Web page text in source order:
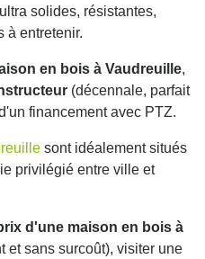
solides, résistantes,
à entretenir.
en bois à Vaudreuille,
(décennale, parfait
financement avec PTZ.
sont idéalement situés
privilégié entre ville et
d'une maison en bois à
et sans surcoût), visiter une